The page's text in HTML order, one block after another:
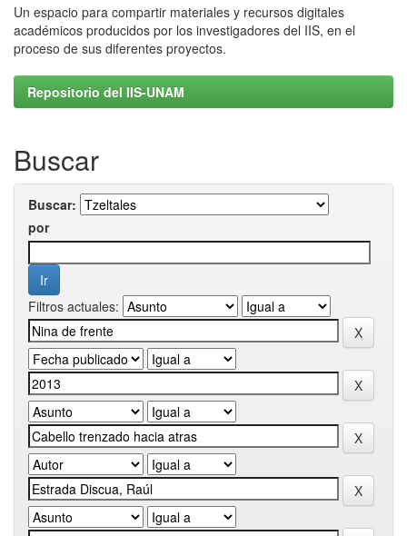
Un espacio para compartir materiales y recursos digitales
académicos producidos por los investigadores del IIS, en el
proceso de sus diferentes proyectos.
Repositorio del IIS-UNAM
Buscar
Buscar:
por
Filtros actuales: